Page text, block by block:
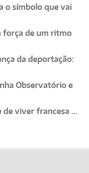
o símbolo que vai
força de um ritmo
da deportação:
Observatório e
de viver francesa ...